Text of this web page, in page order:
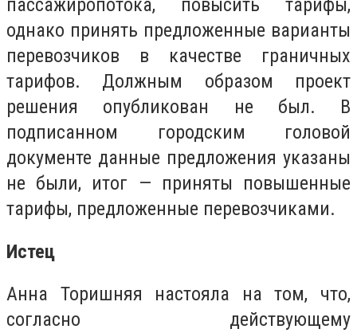
пассажиропотока, повысить тарифы,
однако принять предложенные варианты
перевозчиков в качестве граничных
тарифов. Должным образом проект
решения опубликован не был. В
подписанном городским головой
документе данные предложения указаны
не были, итог — приняты повышенные
тарифы, предложенные перевозчиками.
Истец
Анна Торишняя настояла на том, что,
согласно действующему